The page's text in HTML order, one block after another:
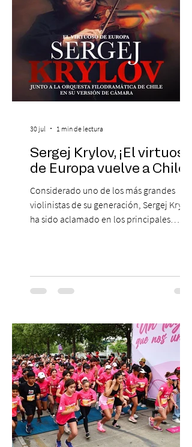
de obras que transformaron l
Sergej Krylov, ¡El virtuoso
de Europa vuelve a Chile!
Considerado uno de los más grandes
violinistas de su generación, Sergej Krylov
ha sido aclamado en los principales
escenario del Teatro CA660 para
protagonizar una velada extraordinaria
Las Cuatro Estaciones de Antonio Vivaldi y
Las Cuatro Estaciones Porteñas de Astor
Piazzolla. Déja
30 jul 1 min de lectura